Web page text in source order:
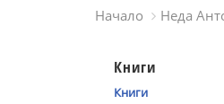
Начало Неда
Книги
Книги